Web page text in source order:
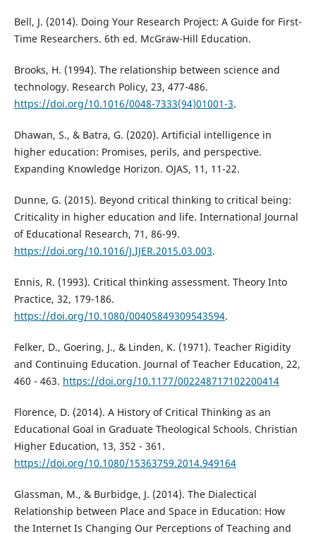
Bell, J. (2014). Doing Your Research Project: A Guide for First-
Time Researchers. 6th ed. McGraw-Hill Education.
Brooks, H. (1994). The relationship between science and
technology. Research Policy, 23, 477-486.
https://doi.org/10.1016/0048-7333(94)01001-3.
Dhawan, S., & Batra, G. (2020). Artificial intelligence in
higher education: Promises, perils, and perspective.
Expanding Knowledge Horizon. OJAS, 11, 11-22.
Dunne, G. (2015). Beyond critical thinking to critical being:
Criticality in higher education and life. International Journal
of Educational Research, 71, 86-99.
https://doi.org/10.1016/J.IJER.2015.03.003.
Ennis, R. (1993). Critical thinking assessment. Theory Into
Practice, 32, 179-186.
https://doi.org/10.1080/00405849309543594.
Felker, D., Goering, J., & Linden, K. (1971). Teacher Rigidity
and Continuing Education. Journal of Teacher Education, 22,
460 - 463. https://doi.org/10.1177/002248717102200414
Florence, D. (2014). A History of Critical Thinking as an
Educational Goal in Graduate Theological Schools. Christian
Higher Education, 13, 352 - 361.
https://doi.org/10.1080/15363759.2014.949164
Glassman, M., & Burbidge, J. (2014). The Dialectical
Relationship between Place and Space in Education: How
the Internet Is Changing Our Perceptions of Teaching and